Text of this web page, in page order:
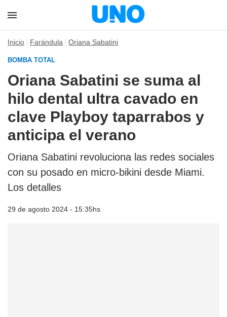
Inicio Farándula Oriana Sabatini
BOMBA TOTAL
Oriana Sabatini se suma al
hilo dental ultra cavado en
clave Playboy taparrabos y
anticipa el verano
Oriana Sabatini revoluciona las redes sociales
con su posado en micro-bikini desde Miami.
Los detalles
29 de agosto 2024 - 15:35hs